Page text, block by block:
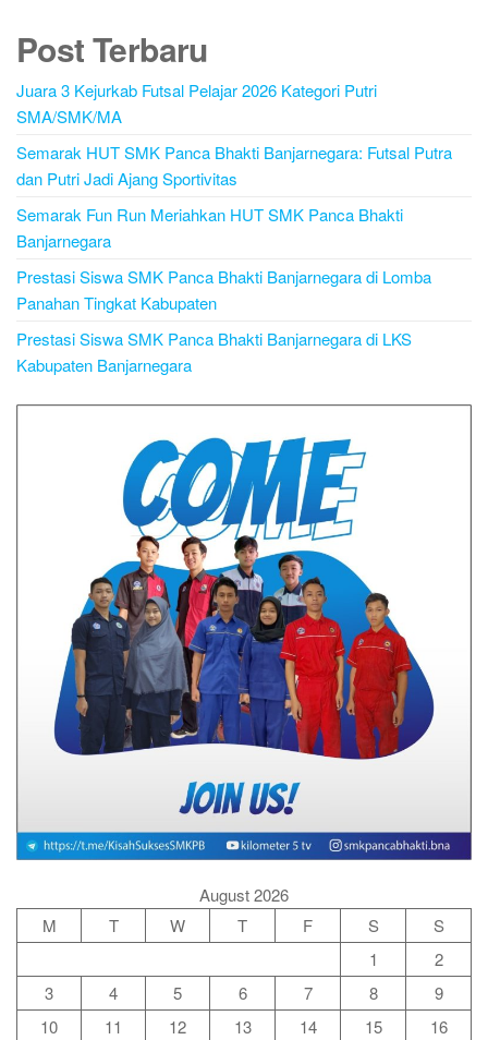
Post Terbaru
Juara 3 Kejurkab Futsal Pelajar 2026 Kategori Putri
SMA/SMK/MA
Semarak HUT SMK Panca Bhakti Banjarnegara: Futsal Putra
dan Putri Jadi Ajang Sportivitas
Semarak Fun Run Meriahkan HUT SMK Panca Bhakti
Banjarnegara
Prestasi Siswa SMK Panca Bhakti Banjarnegara di Lomba
Panahan Tingkat Kabupaten
Prestasi Siswa SMK Panca Bhakti Banjarnegara di LKS
Kabupaten Banjarnegara
August 2026
M
T W T F S
S
1
2
3
4 5 6 7 8
9
10
11 12 13 14 15
16